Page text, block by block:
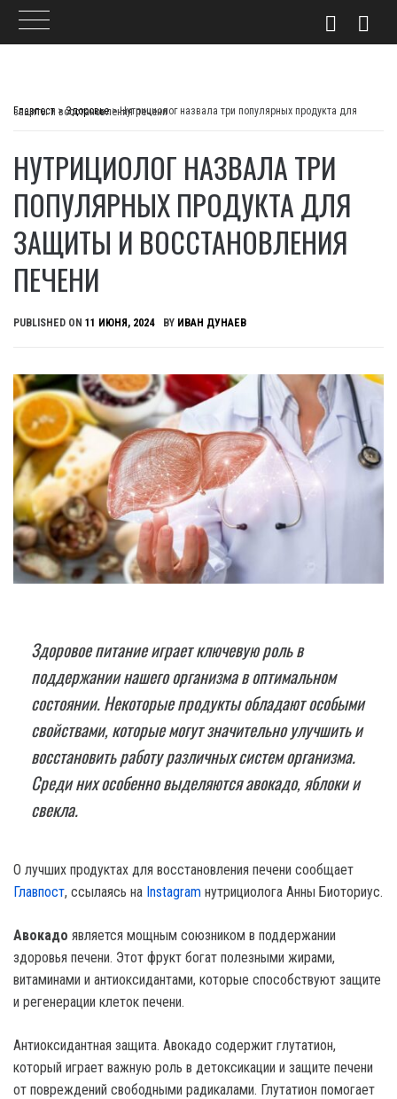
Главпост >Здоровье>
Нутрициолог назвала три популярных продукта для защиты и восстановления печени
НУТРИЦИОЛОГ НАЗВАЛА ТРИ
ПОПУЛЯРНЫХ ПРОДУКТА ДЛЯ
ЗАЩИТЫ И ВОССТАНОВЛЕНИЯ
ПЕЧЕНИ
PUBLISHED ON 11 ИЮНЯ, 2024 BY ИВАН ДУНАЕВ
Здоровое питание играет ключевую роль в
поддержании нашего организма в оптимальном
состоянии. Некоторые продукты обладают особыми
свойствами, которые могут значительно улучшить и
восстановить работу различных систем организма.
Среди них особенно выделяются авокадо, яблоки и
свекла.
О лучших продуктах для восстановления печени сообщает
Главпост, ссылаясь на Instagram нутрициолога Анны Биоториус.
Авокадо является мощным союзником в поддержании
здоровья печени. Этот фрукт богат полезными жирами,
витаминами и антиоксидантами, которые способствуют защите
и регенерации клеток печени.
Антиоксидантная защита. Авокадо содержит глутатион,
который играет важную роль в детоксикации и защите печени
от повреждений свободными радикалами. Глутатион помогает